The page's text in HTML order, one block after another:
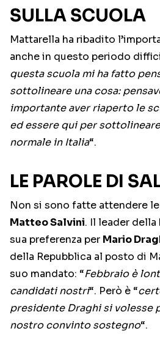
SULLA SCUOLA
Mattarella ha ribadito
anche in questo periodo
questa scuola mi ha fatto
sottolineare una cosa:
importante aver riaperto le
ed essere qui per
normale in Italia“.
LE PAROLE DI
Non si sono fatte attendere
Matteo Salvini. Il leader della
sua preferenza per Mario
della Repubblica al posto di
suo mandato: “Febbraio è
candidati nostri“. Però è “
presidente Draghi si volesse
nostro convinto sostegno“.